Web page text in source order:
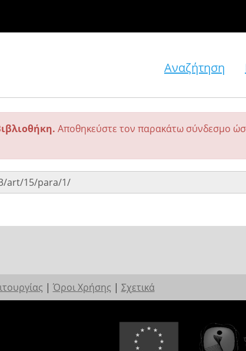
Αναζήτηση
Αποθηκεύστε τον παρακάτω σύνδεσμο
| Όροι Χρήσης | Σχετικά